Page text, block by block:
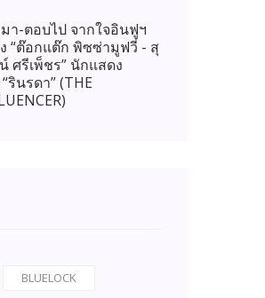
า-ตอบไป จากใจอินฟูฯ
“ต๊อกแต๊ก พิซซ่ามูฟวี่ - สุ
ศรีเพ็ชร” นักแสดง
รินรดา” (THE
BLUELOCK